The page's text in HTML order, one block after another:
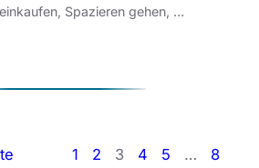
Spazieren gehen, …
1 2 3 4 5 …
8